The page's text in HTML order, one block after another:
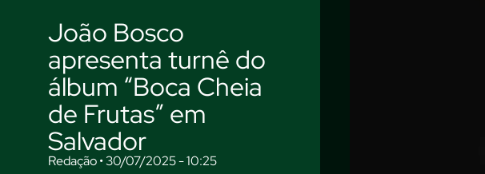
João Bosco
apresenta turnê do
álbum “Boca Cheia
de Frutas” em
Salvador
Redação • 30/07/2025 - 10:25